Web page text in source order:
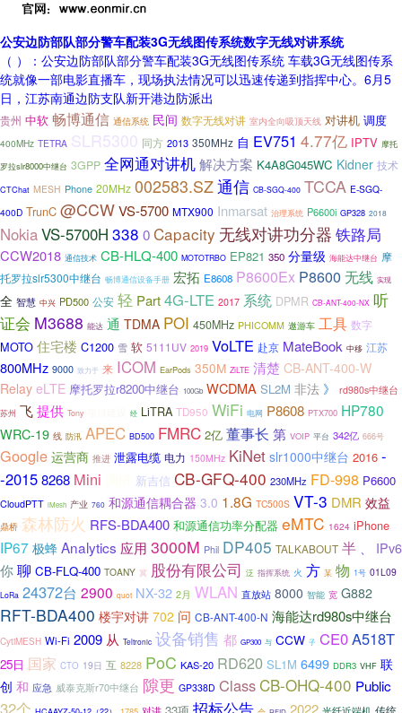
公安边防部队部分警车配装3G无线图传系统数字无线对讲系统
（ ）：公安边防部队部分警车配装3G无线图传系统 车载3G无线图传系
统就像一部电影直播车，现场执法情况可以迅速传递到指挥中心。6月5
日，江苏南通边防支队新开港边防派出
贵州 中软 畅博通信 通信系统 民间 数字无线对讲 室内全向吸顶天线 对讲机 调度
400MHz TETRA SLR5300 同方 2013 350MHz 自 EV751 4.77亿 IPTV 摩托
罗拉slr8000中继台 3GPP 全网通对讲机解决方案 K4A8G045WC Kidner 技术
CTChat MESH Phone 20MHz 002583.SZ通信 CB-SGQ-400 TCCA E-SGQ-
400D TrunC @CCWVS-5700 MTX900 Inmarsat 治理系统 P6600i GP328 2018
NokiaVS-5700H 338 0Capacity 无线对讲功分器 铁路局
CCW2018 通信技术 CB-HLQ-400 MOTOTRBO EP821 350 分量级 海能达中继台 摩
托罗拉slr5300中继台 畅博通信设备手册 宏拓 E8608 P8600Ex P8600 无线 实现
全 智慧 中兴 PD500 公安 轻 Part4G-LTE 2017 系统 DPMR CB-ANT-400-NX 听
证会 M3688 能达 通 TDMA POI 450MHz PHICOMM 遨游车 工具 数字
MOTO 住宅楼 C1200 雪 软 5111UV 2019 VoLTE 赴京 MateBook 中移 江苏
800MHz 9000 致力于 来 ICOM EarPods 350M ZiLTE 清楚 CB-ANT-400-W
Relay eLTE 摩托罗拉r8200中继台 100Gb WCDMA SL2M 非法 》 rd980s中继台
苏州 飞提供 Tony 经 LiTRA TD950 WiFi 电网 P8608 PTX700 HP780
WRC-19 线 防汛 APEC BD500 FMRC 2亿 董事长 第 VOIP 平台 342亿 666号
Google 运营商 推进 泄露电缆 电力 150MHz KiNet slr1000中继台 2016 -
-20158268 Mini 新吉信 CB-GFQ-400 230MHz FD-998 P6600
CloudPTT iMesh 产业 760 和源通信耦合器 3.0 1.8G TC500S VT-3 DMR 效益
鼎桥 森林防火 RFS-BDA400 和源通信功率分配器 eMTC 1624 iPhone
IP67 极蜂 Analytics 应用 3000M Phil DP405 TALKABOUT 半 、
IPv6
你聊 CB-FLQ-400 TOANY 冀 股份有限公司 泛 指挥系统 火 方 某 物 1号 01L09
LoRa 24372台 2900 quot NX-32 2月 WLAN 直放站 8000 智能 宽 G882
RFT-BDA400 楼宇对讲 702 问 CB-ANT-400-N 海能达rd980s中继台
CytiMESH Wi-Fi 2009 从 Teltronic 设备销售 都 GP300 与 CCW 子 CE0A518T
25日 国家 CTO 19日 互 8228 PoC KAS-20 RD620 SL1M 6499 DDR3 VHF 联
创 和 应急 威泰克斯r70中继台 隙更 GP338D ClassCB-OHQ-400 Public
32个 招标公告 2022